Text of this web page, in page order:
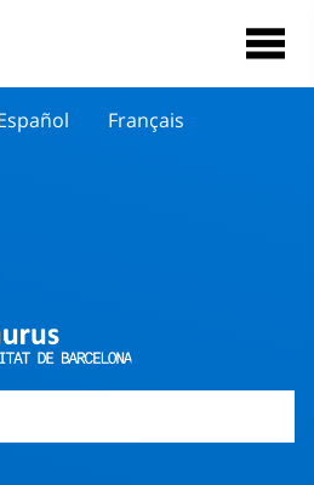
Français